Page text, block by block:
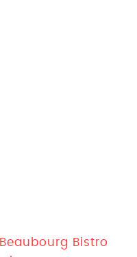
Beaubourg Bistro